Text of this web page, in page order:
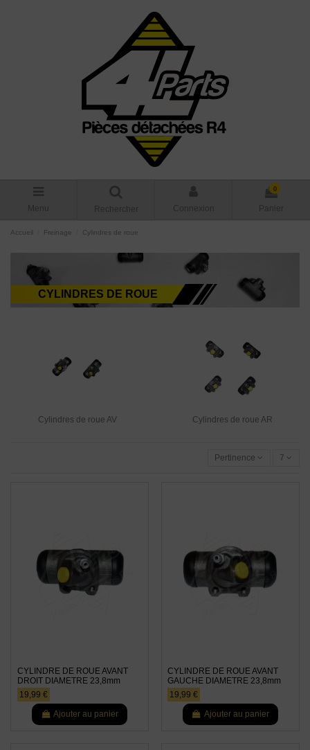
Menu Rechercher Connexion
0
Panier
Accueil Freinage Cylindres de roue
CYLINDRES DE ROUE
Cylindres de roue AV Cylindres de roue AR
Pertinence 7
CYLINDRE DE ROUE AVANT
DROIT DIAMETRE 23,8mm
19,99 €
Ajouter au panier
CYLINDRE DE ROUE AVANT
GAUCHE DIAMETRE 23,8mm
19,99 €
Ajouter au panier